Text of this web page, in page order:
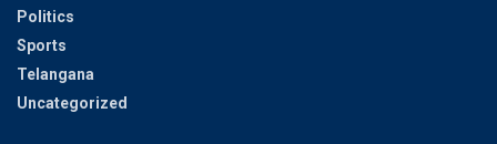
Politics
Sports
Telangana
Uncategorized